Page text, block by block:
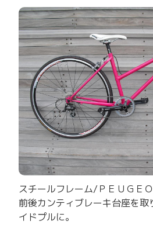
スチールフレーム/ＰＥＵＧＥ
前後カンティブレーキ台座を取
イドプルに。